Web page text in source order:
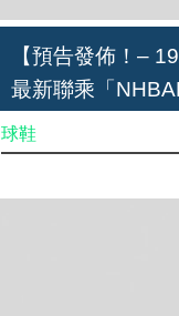
【預告發佈！–
最新聯乘「
球鞋